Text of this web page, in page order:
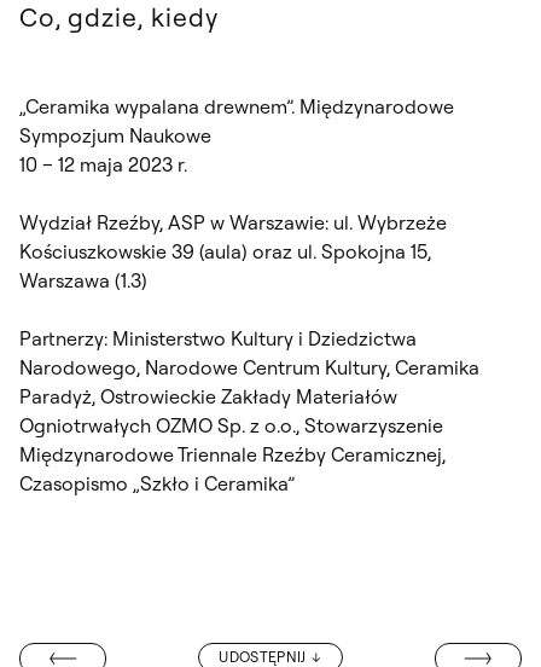
Co, gdzie, kiedy
„Ceramika wypalana drewnem”. Międzynarodowe
Sympozjum Naukowe
10 – 12 maja 2023 r.
Wydział Rzeźby, ASP w Warszawie: ul. Wybrzeże
Kościuszkowskie 39 (aula) oraz ul. Spokojna 15,
Warszawa (1.3)
Partnerzy: Ministerstwo Kultury i Dziedzictwa
Narodowego, Narodowe Centrum Kultury, Ceramika
Paradyż, Ostrowieckie Zakłady Materiałów
Ogniotrwałych OZMO Sp. z o.o., Stowarzyszenie
Międzynarodowe Triennale Rzeźby Ceramicznej,
Czasopismo „Szkło i Ceramika”
UDOSTĘPNIJ SPOTKANIE Z